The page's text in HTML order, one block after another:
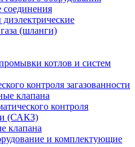
(шланги)
котлов и систем
контроля загазованности
клапана
контроля
(САКЗ)
клапана
и комплектующие